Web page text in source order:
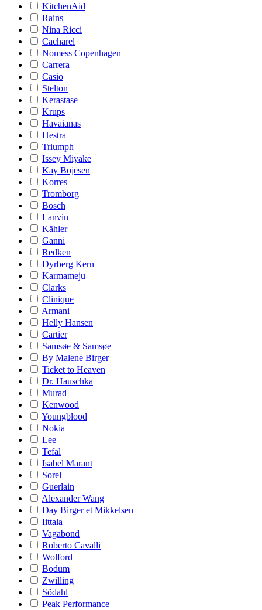
KitchenAid
Rains
Nina Ricci
Cacharel
Nomess Copenhagen
Carrera
Casio
Stelton
Kerastase
Krups
Havaianas
Hestra
Triumph
Issey Miyake
Kay Bojesen
Korres
Tromborg
Bosch
Lanvin
Kähler
Ganni
Redken
Dyrberg Kern
Karmameju
Clarks
Clinique
Armani
Helly Hansen
Cartier
Samsøe & Samsøe
By Malene Birger
Ticket to Heaven
Dr. Hauschka
Murad
Kenwood
Youngblood
Nokia
Lee
Tefal
Isabel Marant
Sorel
Guerlain
Alexander Wang
Day Birger et Mikkelsen
Iittala
Vagabond
Roberto Cavalli
Wolford
Bodum
Zwilling
Södahl
Peak Performance